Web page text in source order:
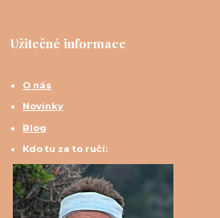
Užitečné informace
O nás
Novinky
Blog
Kdo tu za to ručí: